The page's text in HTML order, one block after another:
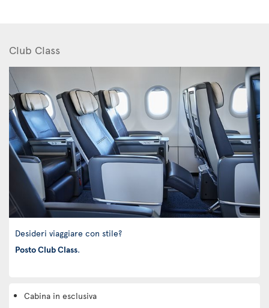
Club Class
Desideri viaggiare con stile?
Posto Club Class.
Cabina in esclusiva